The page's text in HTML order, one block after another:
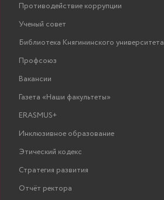
Противодействие коррупции
Ученый совет
Библиотека Княгининского университета
Профсоюз
Вакансии
Газета «Наши факультеты»
ERASMUS+
Инклюзивное образование
Этический кодекс
Стратегия развития
Отчёт ректора